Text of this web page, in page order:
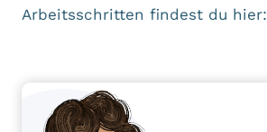
Arbeitsschritten findest du hier: